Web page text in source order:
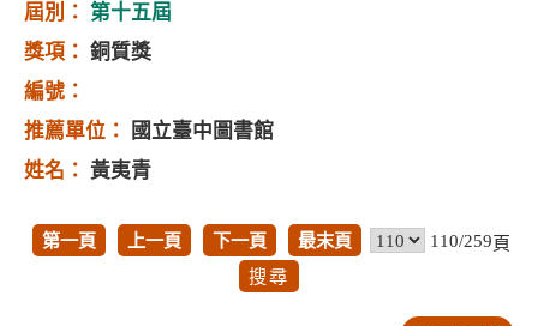
第十五屆
銅質獎
國立臺中圖書館
黃夷青
第一頁 上一頁 下一頁 最末頁 110/259頁